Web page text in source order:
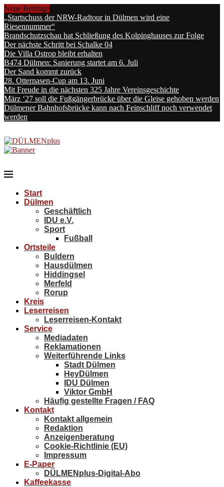
Neue Beiträge
„Startschuss der NRW-Radtour in Dülmen wird eine
Riesennummer“
Brandschutzschau hat Schließung des Kolpinghauses zur Folge
Der nächste Schritt bei Schalke 04
Die Villa Ostrop bleibt erhalten
B474 Dülmen: Sanierung startet am 6. Juli
Der Sand kommt zurück
28. Otternasen-Cup am 13. Juni
Mit Freude in die nächsten 325 Jahre Vereinsgeschichte
März ‘27 soll die Fußgängerbrücke über die Gleise gehoben werden
Dülmener Bahnhofsbrücke kann nach Feinschliff noch verwendet
werden
Start
Dülmen
Geschäftlich
IDU e.V.
Sport
Fußball
Ortsteile
Buldern
Hausdülmen
Hiddingsel
Merfeld
Rorup
Kreis
Leserreisen
Leserreisen-Kontakt
Service
Mediadaten
Reklamationen
Weiterführende Links
Stadt Dülmen
HeyDülmen
IDU Dülmen
Viktor GmbH
Häufig gestellte Fragen / FAQ
Kontakt
Kontakt allgemein
Redaktion
Anzeigenberatung
Cookie-Richtlinie (EU)
Impressum
E-Paper
DÜLMENplus-Digital-Abo
Kaffeekasse